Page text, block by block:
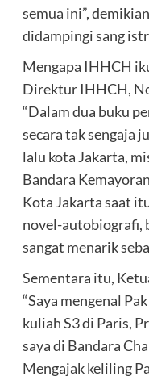
semua ini”,
didampingi sang
Mengapa IHHCH
Direktur IHHCH,
“Dalam dua buku
secara tak sengaja
lalu kota Jakarta,
Bandara
Kota Jakarta saat
novel-autobiografi,
sangat menarik
Sementara itu,
“Saya mengenal
kuliah S3 di Paris,
saya di Bandara
Mengajak keliling